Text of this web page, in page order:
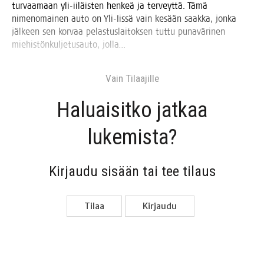
tur­vaa­maan yli-iiläis­ten hen­keä ja ter­veyt­tä. Tämä
nimen­omai­nen auto on Yli-Iis­sä vain kesään saak­ka, jon­ka
jäl­keen sen kor­vaa pelas­tus­lai­tok­sen tut­tu puna­vä­ri­nen
mie­his­tön­kul­je­tusau­to, jolla…
Vain Tilaa­jil­le
Haluai­sit­ko jat­kaa
lukemista?
Kir­jau­du sisään tai tee tilaus
Tilaa Kir­jau­du